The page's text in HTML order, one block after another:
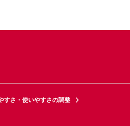
すさ・使いやすさの調整